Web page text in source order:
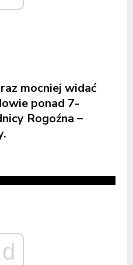
mocniej widać
ponad 7-
Rogoźna –